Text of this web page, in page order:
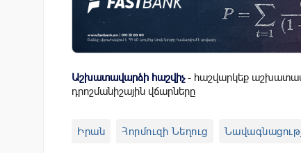
Աշխատավարձի հաշվիչ - հաշվարկեք
դրոշմանիշային վճարները
Իրան Հորմուզի Նեղուց